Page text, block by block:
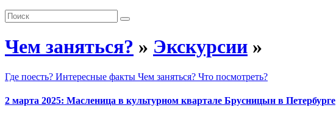
Чем заняться? » Экскурсии »
Где поесть? Интересные факты Чем заняться? Что посмотреть?
2 марта 2025: Масленица в культурном квартале Брусницын в Петербурге